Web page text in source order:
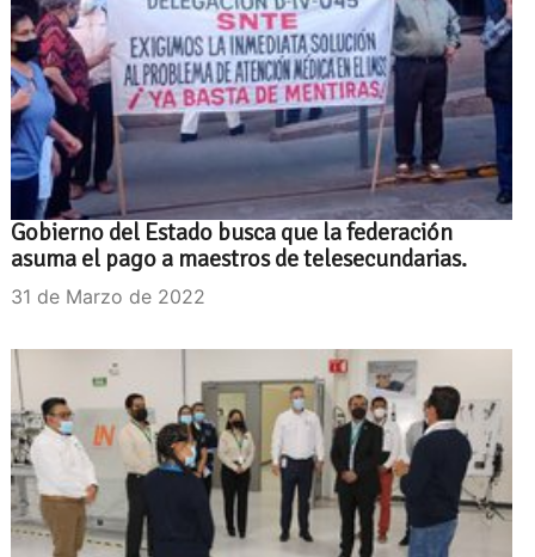
Gobierno del Estado busca que la federación
asuma el pago a maestros de telesecundarias.
31 de Marzo de 2022